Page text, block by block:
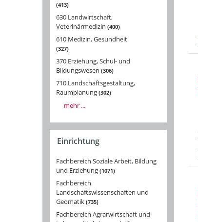
413
630 Landwirtschaft,
Veterinärmedizin 400
610 Medizin, Gesundheit
327
370 Erziehung, Schul- und
Bildungswesen 306
710 Landschaftsgestaltung,
Raumplanung 302
mehr ...
Einrichtung
Fachbereich Soziale Arbeit, Bildung
und Erziehung 1071
Fachbereich
Landschaftswissenschaften und
Geomatik 735
Fachbereich Agrarwirtschaft und